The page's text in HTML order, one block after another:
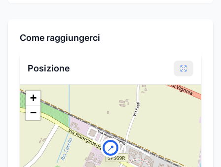
Come raggiungerci
Posizione
📍
+
−